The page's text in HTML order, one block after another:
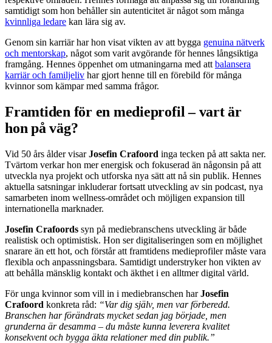
samtidigt som hon behåller sin autenticitet är något som många
kvinnliga ledare kan lära sig av.
Genom sin karriär har hon visat vikten av att bygga genuina nätverk
och mentorskap, något som varit avgörande för hennes långsiktiga
framgång. Hennes öppenhet om utmaningarna med att balansera
karriär och familjeliv har gjort henne till en förebild för många
kvinnor som kämpar med samma frågor.
Framtiden för en medieprofil – vart är
hon på väg?
Vid 50 års ålder visarJosefin Crafoord inga tecken på att sakta ner.
Tvärtom verkar hon mer energisk och fokuserad än någonsin på att
utveckla nya projekt och utforska nya sätt att nå sin publik. Hennes
aktuella satsningar inkluderar fortsatt utveckling av sin podcast, nya
samarbeten inom wellness-området och möjligen expansion till
internationella marknader.
Josefin Crafoords syn på mediebranschens utveckling är både
realistisk och optimistisk. Hon ser digitaliseringen som en möjlighet
snarare än ett hot, och förstår att framtidens medieprofiler måste vara
flexibla och anpassningsbara. Samtidigt understryker hon vikten av
att behålla mänsklig kontakt och äkthet i en alltmer digital värld.
För unga kvinnor som vill in i mediebranschen harJosefin
Crafoord konkreta råd: “Var dig själv, men var förberedd.
Branschen har förändrats mycket sedan jag började, men
grunderna är desamma – du måste kunna leverera kvalitet
konsekvent och bygga äkta relationer med din publik.”